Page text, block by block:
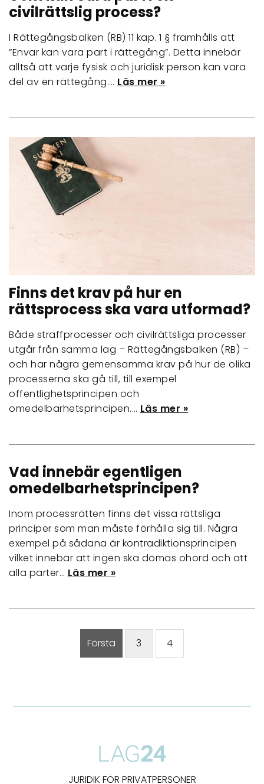
civilrättslig process?
I Rättegångsbalken (RB) 11 kap. 1 § framhålls att
”Envar kan vara part i rättegång”. Detta innebär
alltså att varje fysisk och juridisk person kan vara
del av en rättegång.… Läs mer »
Finns det krav på hur en
rättsprocess ska vara utformad?
Både straffprocesser och civilrättsliga processer
utgår från samma lag – Rättegångsbalken (RB) –
och har några gemensamma krav på hur de olika
processerna ska gå till, till exempel
offentlighetsprincipen och
omedelbarhetsprincipen.… Läs mer »
Vad innebär egentligen
omedelbarhetsprincipen?
Inom processrätten finns det vissa rättsliga
principer som man måste förhålla sig till. Några
exempel på sådana är kontradiktionsprincipen
vilket innebär att ingen ska dömas ohörd och att
alla parter… Läs mer »
Första 3 4
JURIDIK FÖR PRIVATPERSONER